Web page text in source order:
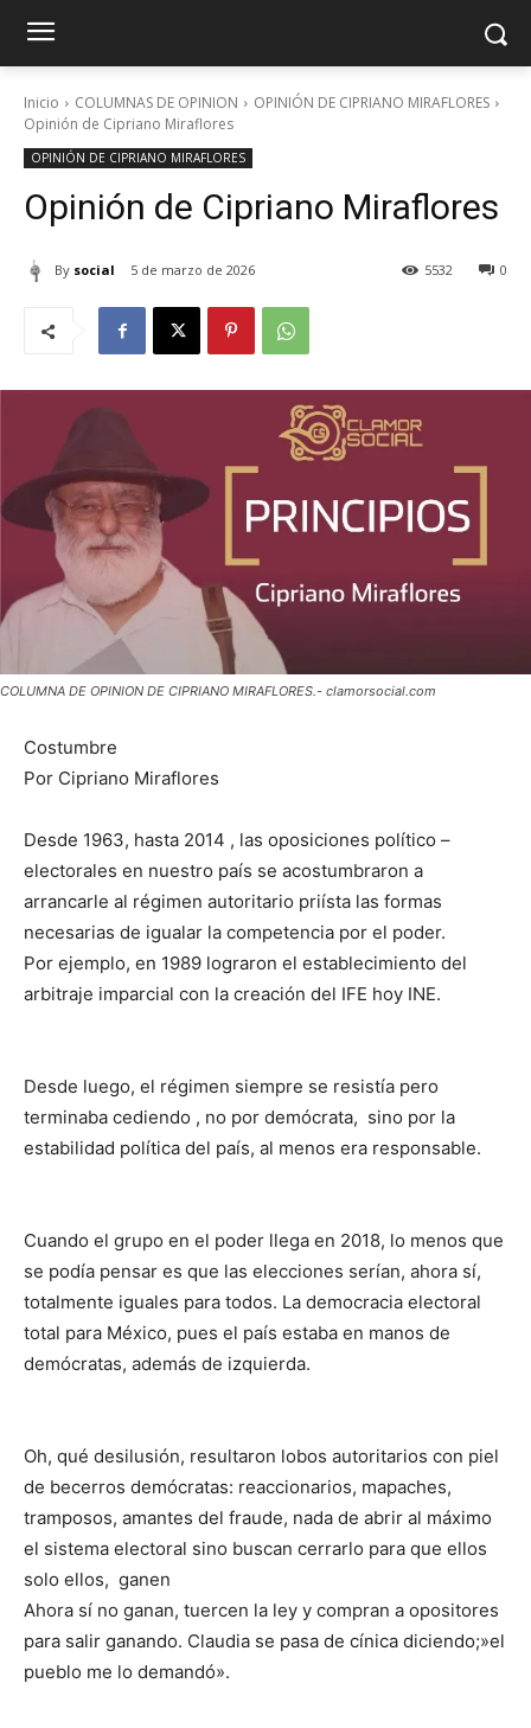
Inicio COLUMNAS DE OPINION
OPINIÓN DE CIPRIANO MIRAFLORES
Opinión de Cipriano Miraflores
OPINIÓN DE CIPRIANO MIRAFLORES
Opinión de Cipriano Miraflores
By social 5 de marzo de 2026 0
5532
COLUMNA DE OPINION DE CIPRIANO MIRAFLORES.- clamorsocial.com
Costumbre
Por Cipriano Miraflores
Desde 1963, hasta 2014 , las oposiciones político –
electorales en nuestro país se acostumbraron a
arrancarle al régimen autoritario priísta las formas
necesarias de igualar la competencia por el poder.
Por ejemplo, en 1989 lograron el establecimiento del
arbitraje imparcial con la creación del IFE hoy INE.
Desde luego, el régimen siempre se resistía pero
terminaba cediendo , no por demócrata, sino por la
estabilidad política del país, al menos era responsable.
Cuando el grupo en el poder llega en 2018, lo menos que
se podía pensar es que las elecciones serían, ahora sí,
totalmente iguales para todos. La democracia electoral
total para México, pues el país estaba en manos de
demócratas, además de izquierda.
Oh, qué desilusión, resultaron lobos autoritarios con piel
de becerros demócratas: reaccionarios, mapaches,
tramposos, amantes del fraude, nada de abrir al máximo
el sistema electoral sino buscan cerrarlo para que ellos
solo ellos, ganen
Ahora sí no ganan, tuercen la ley y compran a opositores
para salir ganando. Claudia se pasa de cínica diciendo;»el
pueblo me lo demandó».